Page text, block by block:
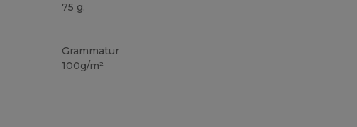
75 g.
Grammatur
100g/m²